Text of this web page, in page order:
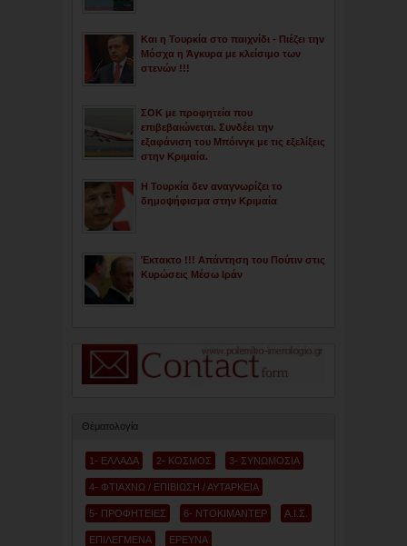
Και η Τουρκία στο παιχνίδι - Πιέζει την
Μόσχα η Άγκυρα με κλείσιμο των
στενών !!!
ΣΟΚ με προφητεία που
επιβεβαιώνεται. Συνδέει την
εξαφάνιση του Μπόινγκ με τις εξελίξεις
στην Κριμαία.
Η Τουρκία δεν αναγνωρίζει το
δημοψήφισμα στην Κριμαία
Έκτακτο !!! Απάντηση του Πούτιν στις
Κυρώσεις Μέσω Ιράν
Θέματολογία
1- ΕΛΛΑΔΑ 2- ΚΟΣΜΟΣ 3- ΣΥΝΩΜΟΣΙΑ
4- ΦΤΙΑΧΝΩ / ΕΠΙΒΙΩΣΗ / ΑΥΤΑΡΚΕΙΑ
5- ΠΡΟΦΗΤΕΙΕΣ 6- ΝΤΟΚΙΜΑΝΤΕΡ Α.Ι.Σ.
ΕΠΙΛΕΓΜΕΝΑ ΕΡΕΥΝΑ